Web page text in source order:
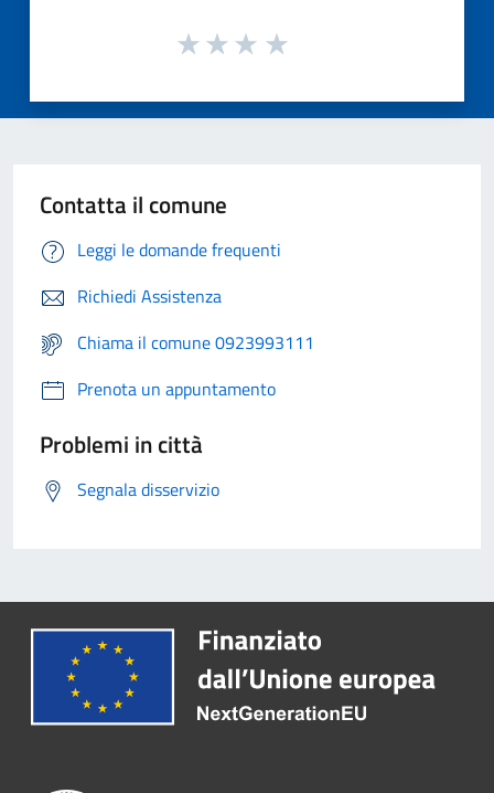
Contatta il comune
Leggi le domande frequenti
Richiedi Assistenza
Chiama il comune 0923993111
Prenota un appuntamento
Problemi in città
Segnala disservizio